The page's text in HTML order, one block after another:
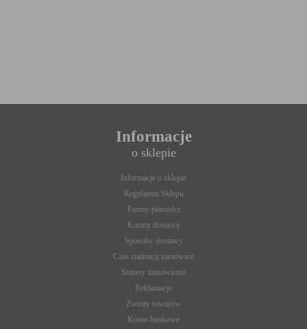
Informacje
o sklepie
Informacje o sklepie
Regulamin Sklepu
Formy płatności
Koszty dostawy
Sposoby dostawy
Czas realizacji zamówień
Statusy zamówienia
Reklamacje
Zwroty towarów
Konto bankowe